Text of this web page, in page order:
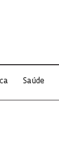
Saúde